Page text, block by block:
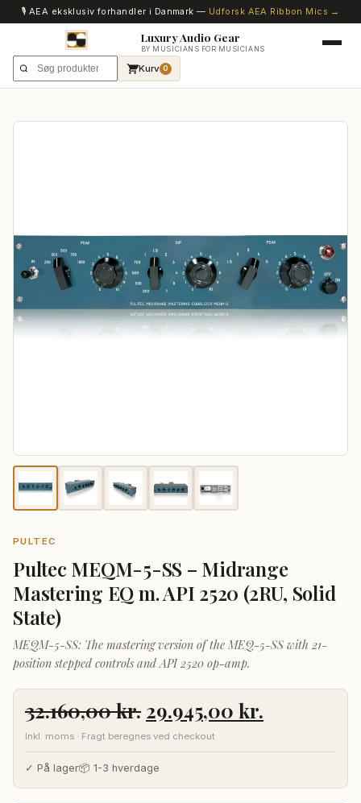
🎙️ AEA eksklusiv forhandler i Danmark — Udforsk AEA Ribbon Mics →
Luxury Audio Gear
BY MUSICIANS FOR MUSICIANS
Kurv 0
PULTEC
Pultec MEQM-5-SS – Midrange
Mastering EQ m. API 2520 (2RU, Solid
State)
MEQM-5-SS: The mastering version of the MEQ-5-SS with 21-
position stepped controls and API 2520 op-amp.
32.160,00kr. Den
oprindelige
pris
var:
32.160,00 kr..
29.945,00 kr.
aktuelle
pris
29.945,00
Inkl. moms · Fragt beregnes ved checkout
✓ På lager📦 1-3 hverdage